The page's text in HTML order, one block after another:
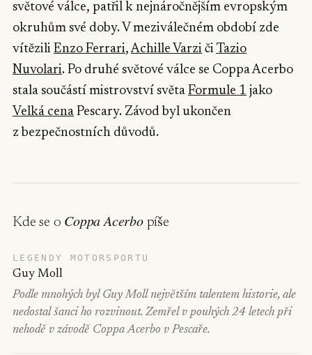
světové válce, patřil k nejnáročnějším evropským
okruhům své doby. V meziválečném období zde
vítězili Enzo Ferrari,Achille Varzi či Tazio
Nuvolari. Po druhé světové válce se Coppa Acerbo
stala součástí mistrovství světa Formule 1 jako
Velká cena Pescary. Závod byl ukončen
z bezpečnostních důvodů.
Kde se o Coppa Acerbopíše
LEGENDY MOTORSPORTU
Guy Moll
Podle mnohých byl Guy Moll největším talentem historie, ale
nedostal šanci ho rozvinout. Zemřel v pouhých 24 letech při
nehodě v závodě Coppa Acerbo v Pescaře.